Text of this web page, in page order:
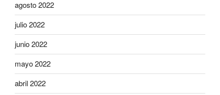
agosto 2022
julio 2022
junio 2022
mayo 2022
abril 2022